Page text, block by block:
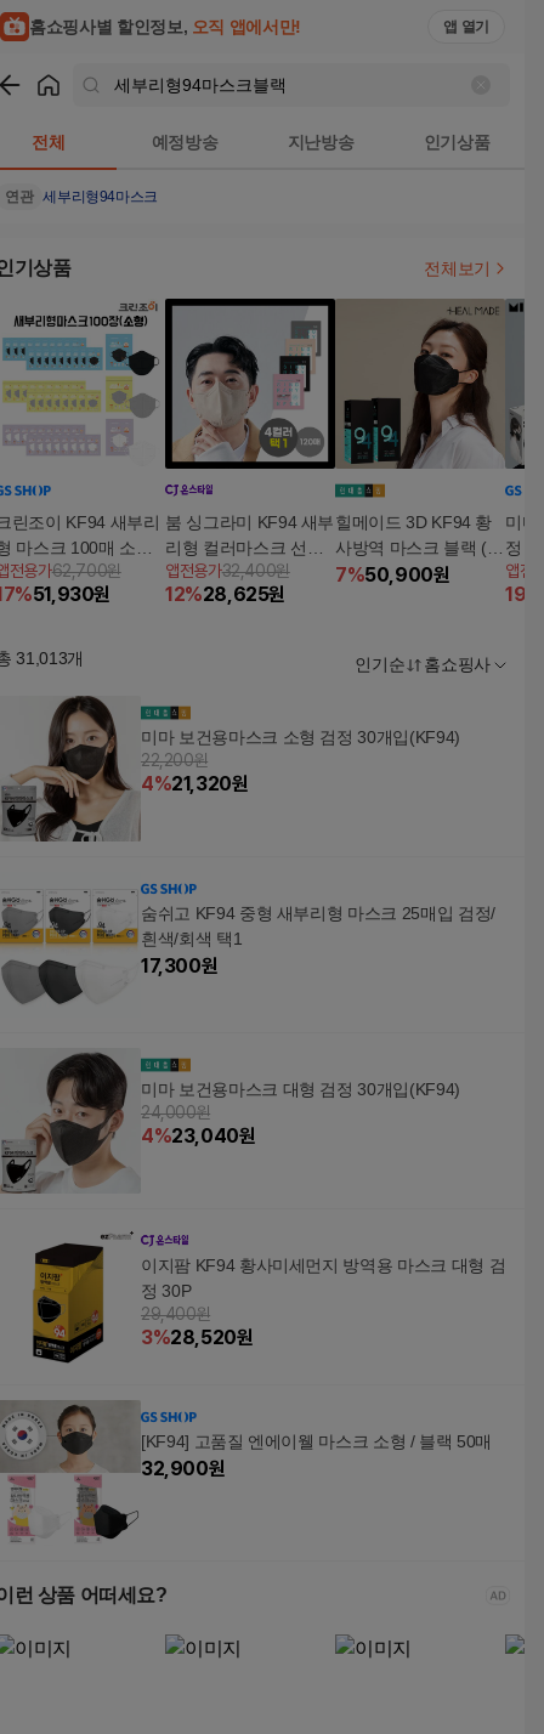
홈쇼핑사별 할인정보, 오직 앱에서만! 앱 열기
전체 예정방송 지난방송 인기상품
연관 세부리형94마스크
기상품 전체보기
린조이 KF94 새부리
마스크 100매 소형
랙/화이트/그레이
전용가62,700원
%51,930원
붐 싱그라미 KF94 새부
리형 컬러마스크 선택
120매 베이지/그레이/
블랙/핑크 中 택1
앱전용가32,400원
12%28,625원
힐메이드 3D KF94 황
사방역 마스크 블랙 (1
00매/대형중형)
7%50,900원
미마
정
앱전
19
31,013개 인기순 홈쇼핑사
미마 보건용마스크 소형 검정 30개입(KF94)
22,200원
4%21,320원
숨쉬고 KF94 중형 새부리형 마스크 25매입 검정/
흰색/회색 택1
17,300원
미마 보건용마스크 대형 검정 30개입(KF94)
24,000원
4%23,040원
이지팜 KF94 황사미세먼지 방역용 마스크 대형 검
정 30P
29,400원
3%28,520원
[KF94] 고품질 엔에이웰 마스크 소형 / 블랙 50매
32,900원
런 상품 어떠세요?